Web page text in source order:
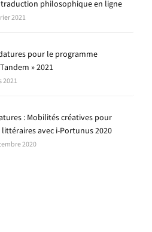
philosophique en ligne
2021
pour le programme
» 2021
2021
: Mobilités créatives pour
avec i-Portunus 2020
2020